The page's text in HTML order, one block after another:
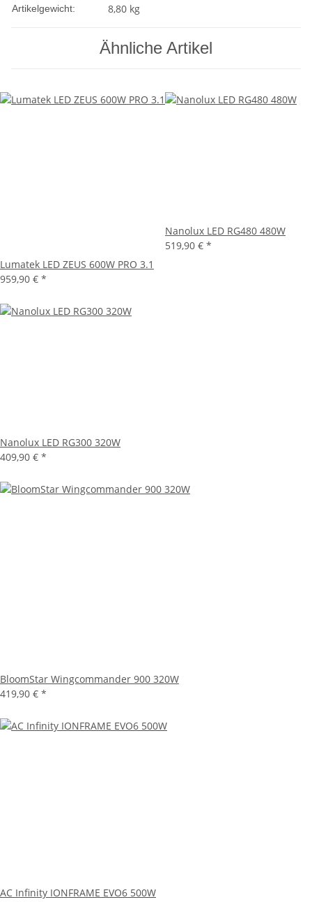
Artikelgewicht: 8,80 kg
Ähnliche Artikel
Lumatek LED ZEUS 600W PRO 3.1
959,90 € *
Nanolux LED RG480 480W
519,90 € *
Nanolux LED RG300 320W
409,90 € *
BloomStar Wingcommander 900 320W
419,90 € *
AC Infinity IONFRAME EVO6 500W